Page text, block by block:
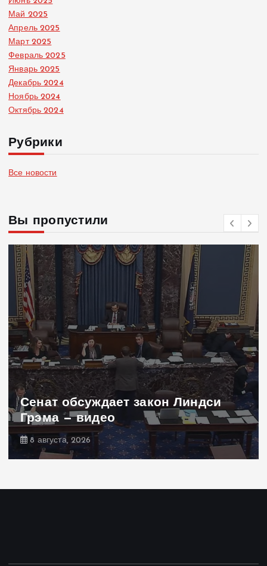
Май 2025
Апрель 2025
Март 2025
Февраль 2025
Январь 2025
Декабрь 2024
Ноябрь 2024
Октябрь 2024
Рубрики
Все новости
Вы пропустили
Сенат обсуждает закон Линдси
Грэма — видео
8 августа, 2026